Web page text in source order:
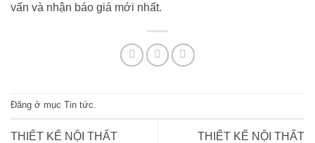
vấn và nhận báo giá mới nhất.
Đăng ở mục Tin tức.
THIẾT KẾ NỘI THẤT
THIẾT KẾ NỘI THẤT